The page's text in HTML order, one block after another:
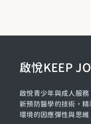
啟悅KEEP
啟悅青少年與成人服
新預防醫學的技術，
環境的因應彈性與思維